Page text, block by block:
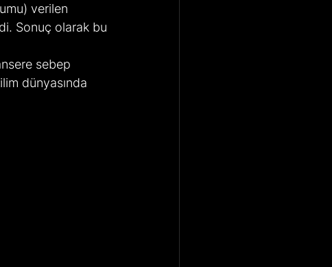
verilen
Sonuç olarak bu
sebep
dünyasında